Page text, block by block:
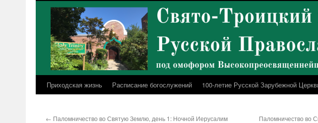
содержимому
Приходская жизнь Расписание богослужений 100-летие Русской Зарубежной
← Паломничество во Святую Землю, день 1: Ночной Иерусалим Паломничество во